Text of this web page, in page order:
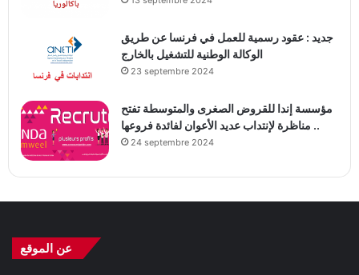
جديد : عقود رسمية للعمل في فرنسا عن طريق
الوكالة الوطنية للتشغيل بالخارج
23 septembre 2024
مؤسسة إندا للقروض الصغرى والمتوسطة تفتح
مناظرة لإنتداب عديد الأعوان لفائدة فروعها ..
24 septembre 2024
عن الموقع